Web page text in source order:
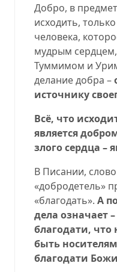
Добро, в
исходить,
человека,
мудрым
Туммимом и
делание добра –
источнику
Всё, что
является
злого сердца –
В Писании,
«добродетель»
«благодать». А
дела означает
благодати, что
быть
благодати